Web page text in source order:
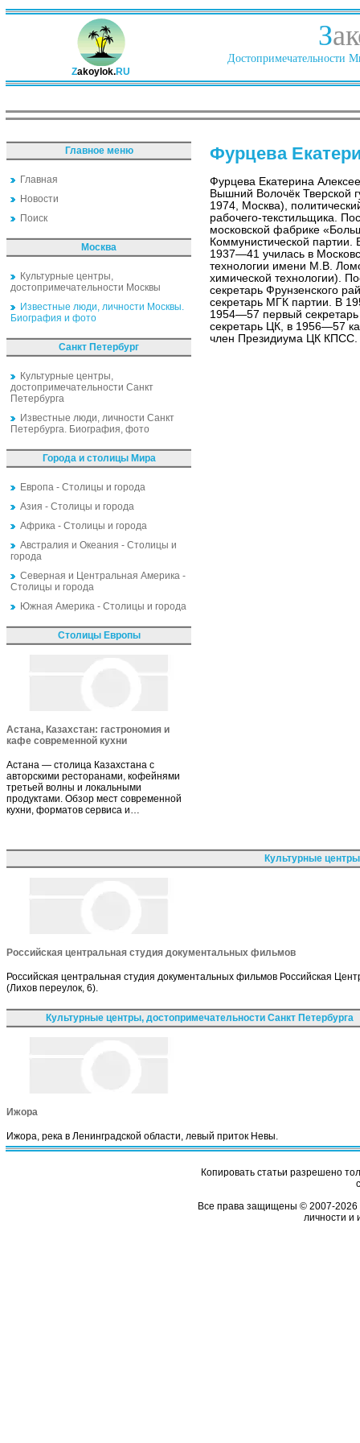
Zakoylok.RU
З
Достопримечательности
Главное меню
Главная
Новости
Поиск
Москва
Культурные центры,
достопримечательности Москвы
Известные люди, личности Москвы.
Биография и фото
Санкт Петербург
Культурные центры,
достопримечательности Санкт
Петербурга
Известные люди, личности Санкт
Петербурга. Биография, фото
Города и столицы Мира
Европа - Столицы и города
Азия - Столицы и города
Африка - Столицы и города
Австралия и Океания - Столицы и
города
Северная и Центральная Америка -
Столицы и города
Южная Америка - Столицы и города
Столицы Европы
Астана, Казахстан: гастрономия и
кафе современной кухни
Астана — столица Казахстана с
авторскими ресторанами, кофейнями
третьей волны и локальными
продуктами. Обзор мест современной
кухни, форматов сервиса и…
Фурцева
Фурцева Екатерина
Вышний Волочёк Тверской
1974, Москва),
рабочего-текстильщика.
московской фабрике
Коммунистической
1937—41 училась в
технологии имени М.В.
химической технологии).
секретарь Фрунзенского
секретарь МГК партии. В
1954—57 первый
секретарь ЦК, в 1956—57
член Президиума ЦК
Культурные
Российская центральная студия документальных фильмов
Российская центральная студия документальных фильмов Российская
(Лихов переулок, 6).
Культурные центры, достопримечательности Санкт Петербурга
Ижора
Ижора, река в Ленинградской области, левый приток Невы.
Копировать статьи разрешено
Все права защищены © 2007-2026
личности и